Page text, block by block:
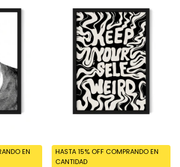
EN
HASTA 15% OFF COMPRANDO EN
CANTIDAD